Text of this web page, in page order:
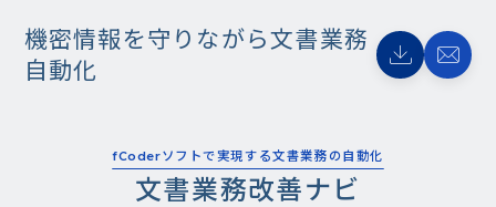
機密情報を守りながら文書業務
自動化
fCoderソフトで実現する文書業務の自動化
文書業務改善ナビ